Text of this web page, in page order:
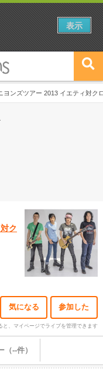
ヨンズツアー 2013 イエティ対ク
！
ク
気になる 参加した
と、マイページでライブを管理できます
（--件）
表示